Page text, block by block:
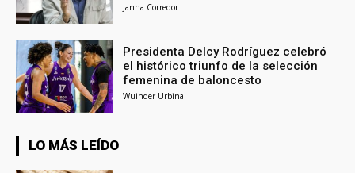
Janna Corredor
Presidenta Delcy Rodríguez celebró
el histórico triunfo de la selección
femenina de baloncesto
Wuinder Urbina
LO MÁS LEÍDO